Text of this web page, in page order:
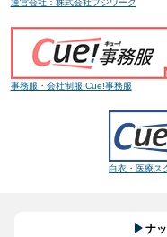
運営会社：株式会社フジワーク
事務服・会社制服 Cue!事務服
白衣・医療ス
ナ